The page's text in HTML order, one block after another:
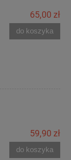
65,00 zł
do koszyka
59,90 zł
do koszyka